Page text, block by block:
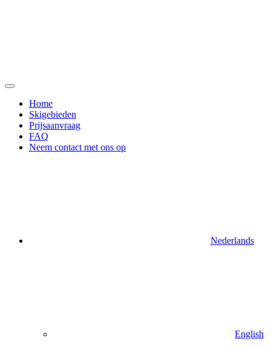
Home
Skigebieden
Prijsaanvraag
FAQ
Neem contact met ons op
Nederlands
English